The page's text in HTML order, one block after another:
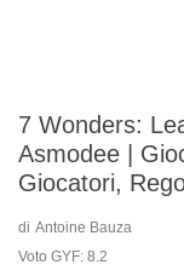
7 Wonders:
Asmodee |
Giocatori,
di Antoine Bauza
Voto GYF: 8.2